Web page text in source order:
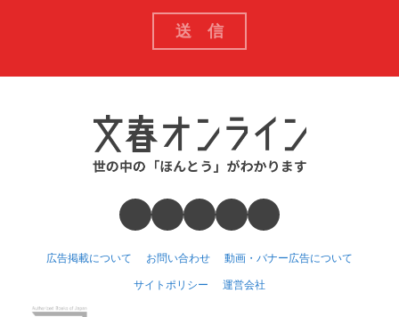
広告掲載について お問い合わせ 動画・バナー広告について
サイトポリシー 運営会社